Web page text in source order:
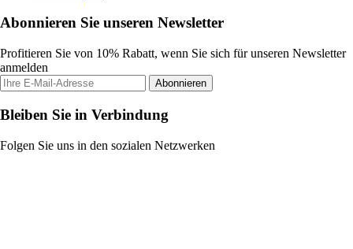
Abonnieren Sie unseren Newsletter
Profitieren Sie von 10% Rabatt, wenn Sie sich für unseren Newsletter
anmelden
Abonnieren
Bleiben Sie in Verbindung
Folgen Sie uns in den sozialen Netzwerken